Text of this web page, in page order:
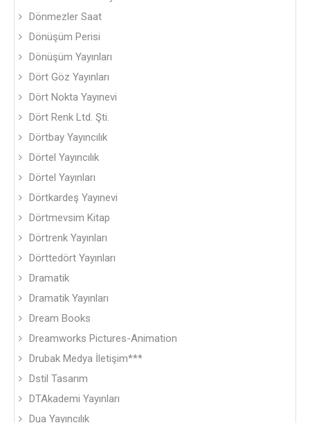
Dönmezler Saat
Dönüşüm Perisi
Dönüşüm Yayınları
Dört Göz Yayınları
Dört Nokta Yayınevi
Dört Renk Ltd. Şti.
Dörtbay Yayıncılık
Dörtel Yayıncılık
Dörtel Yayınları
Dörtkardeş Yayınevi
Dörtmevsim Kitap
Dörtrenk Yayınları
Dörttedört Yayınları
Dramatik
Dramatik Yayınları
Dream Books
Dreamworks Pictures-Animation
Drubak Medya İletişim***
Dstil Tasarım
DTAkademi Yayınları
Dua Yayıncılık